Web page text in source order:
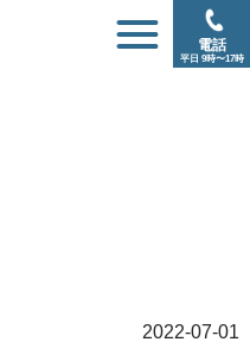
電話
平日 9時〜17時
2022-07-01